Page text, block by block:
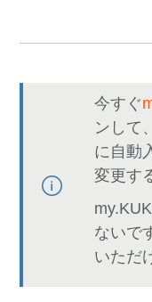
今すぐ
ンして
に自動
変更す
ないで
いただ